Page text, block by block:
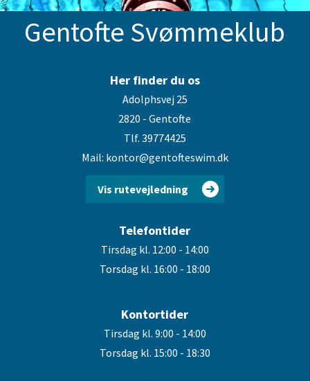
Gentofte Svømmeklub
Her finder du os
Adolphsvej 25
2820 - Gentofte
Tlf. 39774425
Mail: kontor@gentofteswim.dk
Vis rutevejledning
Telefontider
Tirsdag kl. 12:00 - 14:00
Torsdag kl. 16:00 - 18:00
Kontortider
Tirsdag kl. 9:00 - 14:00
Torsdag kl. 15:00 - 18:30